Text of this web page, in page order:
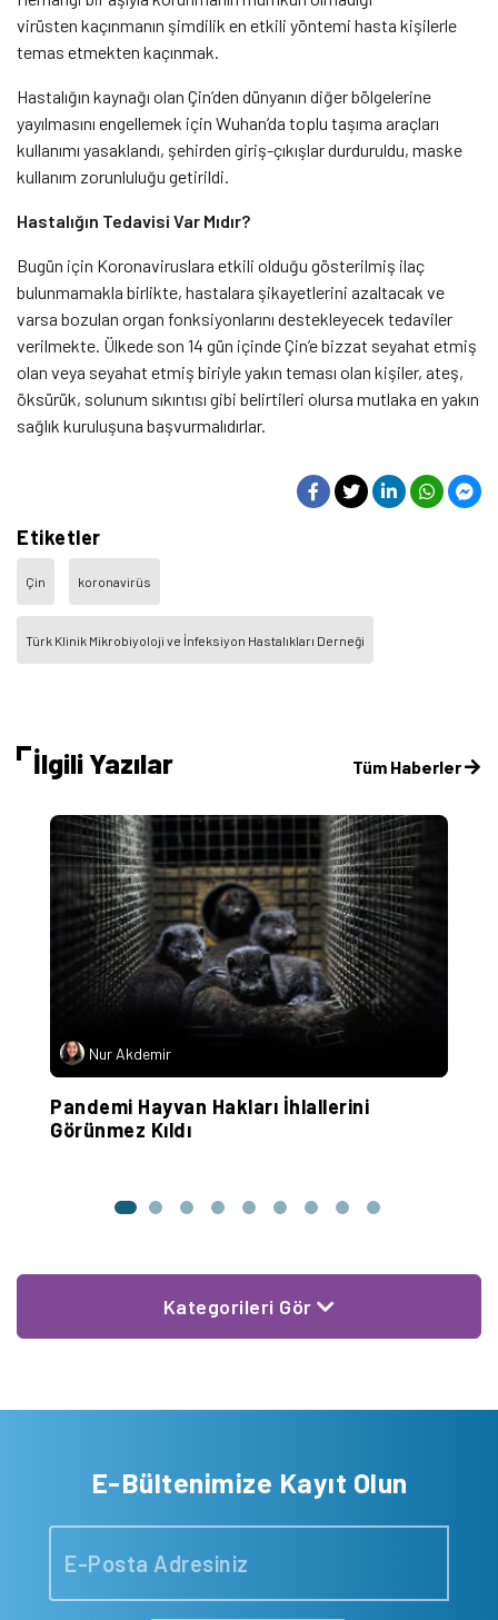
virüsten kaçınmanın şimdilik en etkili yöntemi hasta kişilerle
temas etmekten kaçınmak.
Hastalığın kaynağı olan Çin’den dünyanın diğer bölgelerine
yayılmasını engellemek için Wuhan’da toplu taşıma araçları
kullanımı yasaklandı, şehirden giriş-çıkışlar durduruldu, maske
kullanım zorunluluğu getirildi.
Hastalığın Tedavisi Var Mıdır?
Bugün için Koronaviruslara etkili olduğu gösterilmiş ilaç
bulunmamakla birlikte, hastalara şikayetlerini azaltacak ve
varsa bozulan organ fonksiyonlarını destekleyecek tedaviler
verilmekte. Ülkede son 14 gün içinde Çin’e bizzat seyahat etmiş
olan veya seyahat etmiş biriyle yakın teması olan kişiler, ateş,
öksürük, solunum sıkıntısı gibi belirtileri olursa mutlaka en yakın
sağlık kuruluşuna başvurmalıdırlar.
Etiketler
Çin koronavirüs
Türk Klinik Mikrobiyoloji ve İnfeksiyon Hastalıkları Derneği
İlgili Yazılar Tüm Haberler
Nur Akdemir
Pandemi Hayvan Hakları İhlallerini
Görünmez Kıldı
Kategorileri Gör
E-Bültenimize Kayıt Olun